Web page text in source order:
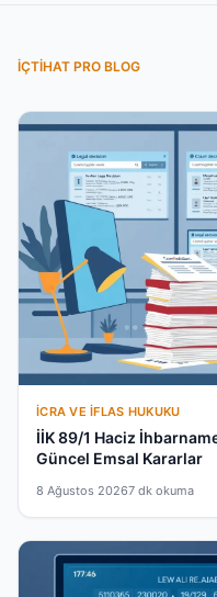
İÇTIHAT PRO BLOG
İCRA VE İFLAS HUKUKU
İİK 89/1 Haciz
Güncel Emsal Kararlar
8 Ağustos 20267 dk okuma